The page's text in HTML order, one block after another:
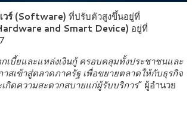
ร์ (Software) ที่ปรับตัวสูงขึ้นอยู่ที่
and Smart Device) อยู่ที่
เบี้ยและแหล่งเงินกู้ ครอบคลุมทั้งประชาชนและ
เข้าสู่ตลาดภาครัฐ เพื่อขยายตลาดให้กับธุรกิจ
กิดความสะดวกสบายแก่ผู้รับบริการ” ผู้อำนวย